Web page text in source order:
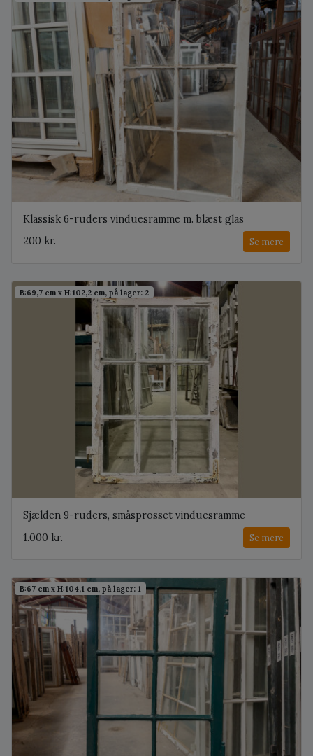
Klassisk 6-ruders vinduesramme m. blæst glas
200 kr.
Se mere
B:69,7 cm x H:102,2 cm, på lager: 2
Sjælden 9-ruders, småsprosset vinduesramme
1.000 kr.
Se mere
B:67 cm x H:104,1 cm, på lager: 1